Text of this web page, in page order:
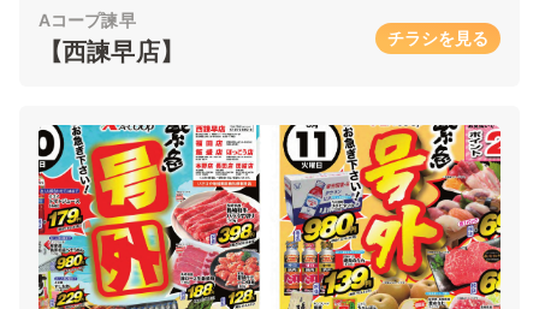
Aコープ諫早
【西諫早店】 チラシを見る